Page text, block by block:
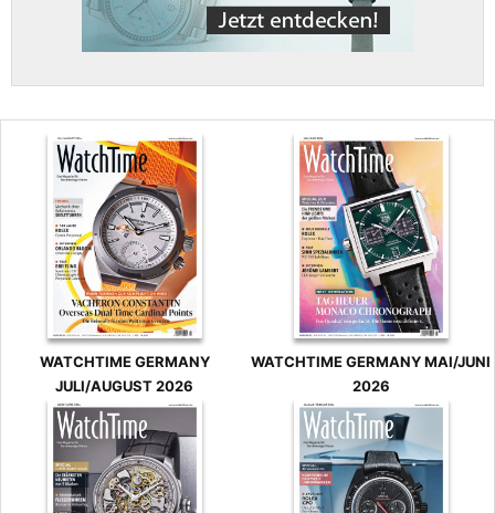
WATCHTIME GERMANY
JULI/AUGUST 2026
WATCHTIME GERMANY MAI/JUNI
2026